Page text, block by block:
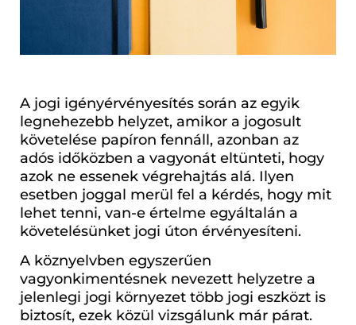
A jogi igényérvényesítés során az egyik
legnehezebb helyzet, amikor a jogosult
követelése papíron fennáll, azonban az
adós időközben a vagyonát eltünteti, hogy
azok ne essenek végrehajtás alá. Ilyen
esetben joggal merül fel a kérdés, hogy mit
lehet tenni, van-e értelme egyáltalán a
követelésünket jogi úton érvényesíteni.
A köznyelvben egyszerűen
vagyonkimentésnek nevezett helyzetre a
jelenlegi jogi környezet több jogi eszközt is
biztosít, ezek közül vizsgálunk már párat.